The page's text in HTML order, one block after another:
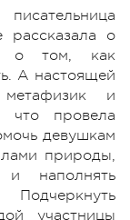
рассказала о
о том, как
А настоящей
и
что провела
девушкам
природы,
и наполнять
Подчеркнуть
участницы